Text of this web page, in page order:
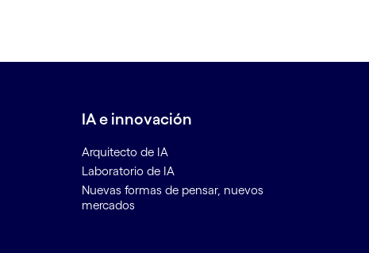
IA e innovación
Arquitecto de IA
Laboratorio de IA
Nuevas formas de pensar, nuevos
mercados